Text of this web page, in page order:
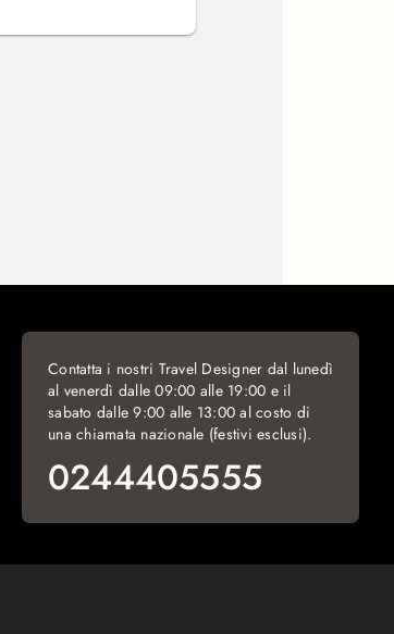
Contatta i nostri Travel Designer dal lunedì
al venerdì dalle 09:00 alle 19:00 e il
sabato dalle 9:00 alle 13:00 al costo di
una chiamata nazionale (festivi esclusi).
0244405555